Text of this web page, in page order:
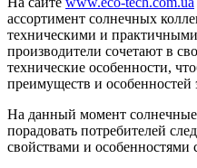
ассортимент солнечных
техническими и
производители сочетают в
технические особенности,
преимуществ и особенностей
На данный момент солнечные
порадовать потребителей
свойствами и особенностями